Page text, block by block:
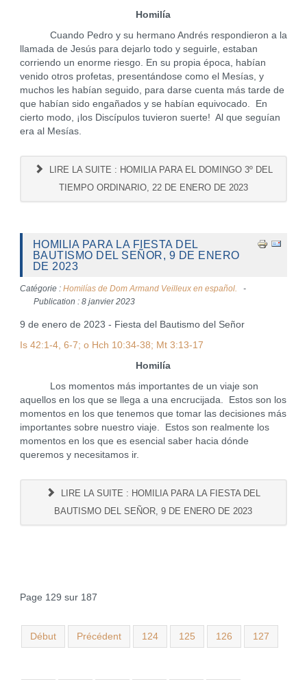
Homilía
Cuando Pedro y su hermano Andrés respondieron a la
llamada de Jesús para dejarlo todo y seguirle, estaban
corriendo un enorme riesgo. En su propia época, habían
venido otros profetas, presentándose como el Mesías, y
muchos les habían seguido, para darse cuenta más tarde de
que habían sido engañados y se habían equivocado. En
cierto modo, ¡los Discípulos tuvieron suerte! Al que seguían
era al Mesías.
LIRE LA SUITE : HOMILIA PARA EL DOMINGO 3º DEL
TIEMPO ORDINARIO, 22 DE ENERO DE 2023
HOMILIA PARA LA FIESTA DEL
BAUTISMO DEL SEÑOR, 9 DE ENERO
DE 2023
Catégorie : Homilías de Dom Armand Veilleux en español.
Publication : 8 janvier 2023
9 de enero de 2023 - Fiesta del Bautismo del Señor
Is 42:1-4, 6-7; o Hch 10:34-38; Mt 3:13-17
Homilía
Los momentos más importantes de un viaje son
aquellos en los que se llega a una encrucijada. Estos son los
momentos en los que tenemos que tomar las decisiones más
importantes sobre nuestro viaje. Estos son realmente los
momentos en los que es esencial saber hacia dónde
queremos y necesitamos ir.
LIRE LA SUITE : HOMILIA PARA LA FIESTA DEL
BAUTISMO DEL SEÑOR, 9 DE ENERO DE 2023
Page 129 sur 187
Début Précédent 124 125 126 127